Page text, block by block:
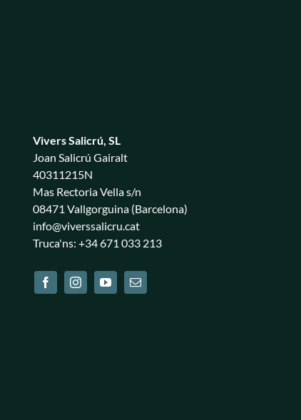
Vivers Salicrú, SL
Joan Salicrú Gairalt
40311215N
Mas Rectoria Vella s/n
08471 Vallgorguina (Barcelona)
info@viverssalicru.cat
Truca'ns: +34 671 033 213